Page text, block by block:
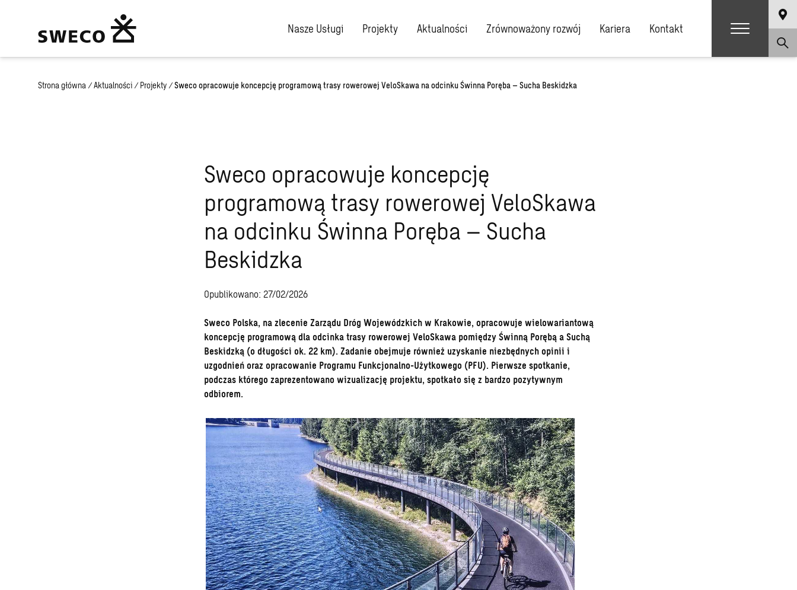
Nasze Usługi Projekty Aktualności Zrównoważony rozwój Kariera Kontakt
Strona główna / Aktualności / Projekty / Sweco opracowuje koncepcję programową trasy rowerowej VeloSkawa na odcinku Świnna Poręba – Sucha Beskidzka
Sweco opracowuje koncepcję
programową trasy rowerowej VeloSkawa
na odcinku Świnna Poręba – Sucha
Beskidzka
Opublikowano: 27/02/2026
Sweco Polska, na zlecenie Zarządu Dróg Wojewódzkich w Krakowie, opracowuje wielowariantową
koncepcję programową dla odcinka trasy rowerowej VeloSkawa pomiędzy Świnną Porębą a Suchą
Beskidzką (o długości ok. 22 km). Zadanie obejmuje również uzyskanie niezbędnych opinii i
uzgodnień oraz opracowanie Programu Funkcjonalno-Użytkowego (PFU). Pierwsze spotkanie,
podczas którego zaprezentowano wizualizację projektu, spotkało się z bardzo pozytywnym
odbiorem.